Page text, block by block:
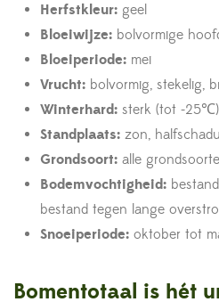
Herfstkleur: geel
Bloeiwijze: bolvormige
Bloeiperiode: mei
Vrucht: bolvormig, stekelig,
Winterhard: sterk (tot -25℃)
Standplaats: zon,
Grondsoort: alle
Bodemvochtigheid:
bestand tegen lange
Snoeiperiode: oktober tot
Bomentotaal is hét